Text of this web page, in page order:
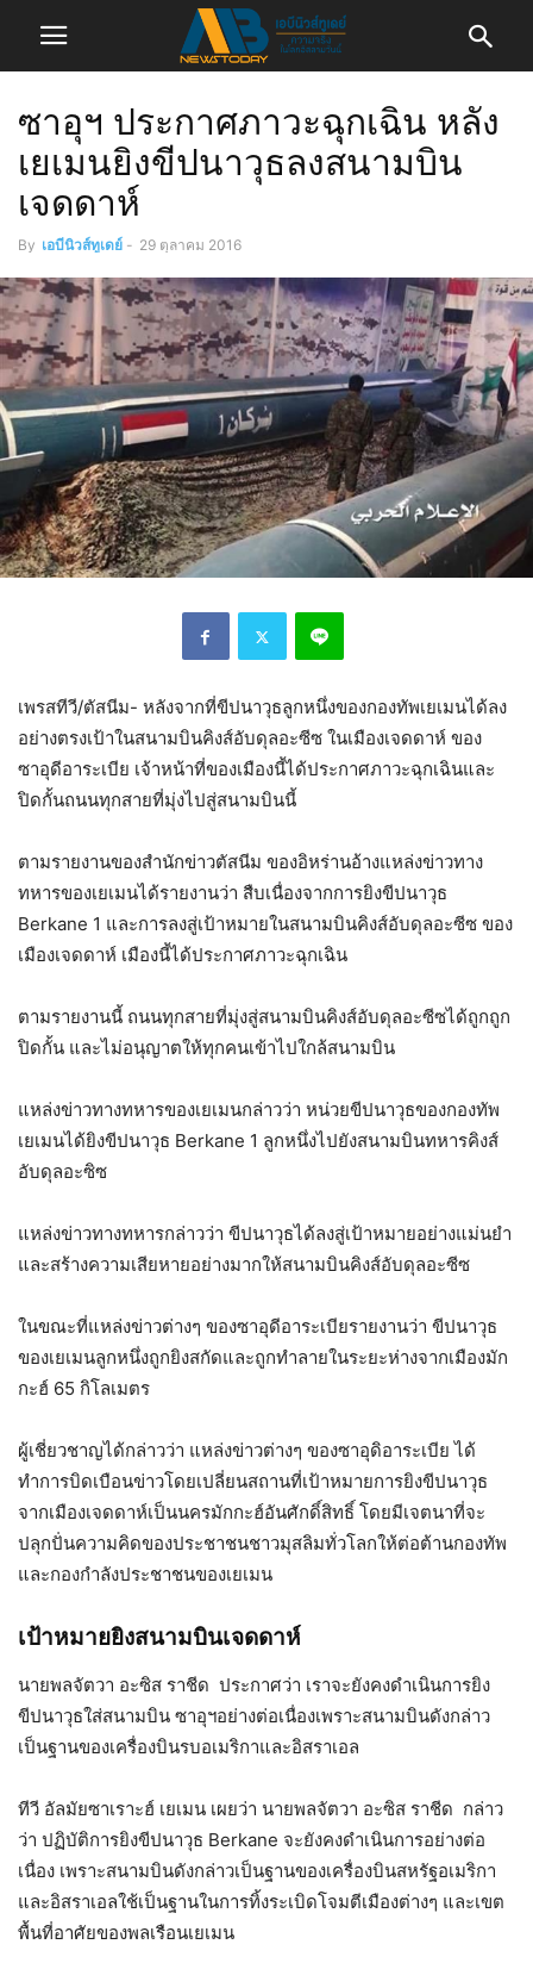
ซาอุฯ ประกาศภาวะฉุกเฉิน หลัง
เยเมนยิงขีปนาวุธลงสนามบิน
เจดดาห์
By เอบีนิวส์ทูเดย์ - 29 ตุลาคม 2016
เพรสทีวี/ตัสนีม- หลังจากที่ขีปนาวุธลูกหนึ่งของกองทัพเยเมนได้ลง
อย่างตรงเป้าในสนามบินคิงส์อับดุลอะซีซ ในเมืองเจดดาห์ ของ
ซาอุดีอาระเบีย เจ้าหน้าที่ของเมืองนี้ได้ประกาศภาวะฉุกเฉินและ
ปิดกั้นถนนทุกสายที่มุ่งไปสู่สนามบินนี้
ตามรายงานของสำนักข่าวตัสนีม ของอิหร่านอ้างแหล่งข่าวทาง
ทหารของเยเมนได้รายงานว่า สืบเนื่องจากการยิงขีปนาวุธ
Berkane 1 และการลงสู่เป้าหมายในสนามบินคิงส์อับดุลอะซีซ ของ
เมืองเจดดาห์ เมืองนี้ได้ประกาศภาวะฉุกเฉิน
ตามรายงานนี้ ถนนทุกสายที่มุ่งสู่สนามบินคิงส์อับดุลอะซีซได้ถูกถูก
ปิดกั้น และไม่อนุญาตให้ทุกคนเข้าไปใกล้สนามบิน
แหล่งข่าวทางทหารของเยเมนกล่าวว่า หน่วยขีปนาวุธของกองทัพ
เยเมนได้ยิงขีปนาวุธ Berkane 1 ลูกหนึ่งไปยังสนามบินทหารคิงส์
อับดุลอะซิซ
แหล่งข่าวทางทหารกล่าวว่า ขีปนาวุธได้ลงสู่เป้าหมายอย่างแม่นยำ
และสร้างความเสียหายอย่างมากให้สนามบินคิงส์อับดุลอะซีซ
ในขณะที่แหล่งข่าวต่างๆ ของซาอุดีอาระเบียรายงานว่า ขีปนาวุธ
ของเยเมนลูกหนึ่งถูกยิงสกัดและถูกทำลายในระยะห่างจากเมืองมัก
กะฮ์ 65 กิโลเมตร
ผู้เชี่ยวชาญได้กล่าวว่า แหล่งข่าวต่างๆ ของซาอุดิอาระเบีย ได้
ทำการบิดเบือนข่าวโดยเปลี่ยนสถานที่เป้าหมายการยิงขีปนาวุธ
จากเมืองเจดดาห์เป็นนครมักกะฮ์อันศักดิ์สิทธิ์ โดยมีเจตนาที่จะ
ปลุกปั่นความคิดของประชาชนชาวมุสลิมทั่วโลกให้ต่อต้านกองทัพ
และกองกำลังประชาชนของเยเมน
เป้าหมายยิงสนามบินเจดดาห์
นายพลจัตวา อะซิส ราชีด ประกาศว่า เราจะยังคงดำเนินการยิง
ขีปนาวุธใส่สนามบิน ซาอุฯอย่างต่อเนื่องเพราะสนามบินดังกล่าว
เป็นฐานของเครื่องบินรบอเมริกาและอิสราเอล
ทีวี อัลมัยซาเราะฮ์ เยเมน เผยว่า นายพลจัตวา อะซิส ราชีด กล่าว
ว่า ปฏิบัติการยิงขีปนาวุธ Berkane จะยังคงดำเนินการอย่างต่อ
เนื่อง เพราะสนามบินดังกล่าวเป็นฐานของเครื่องบินสหรัฐอเมริกา
และอิสราเอลใช้เป็นฐานในการทิ้งระเบิดโจมตีเมืองต่างๆ และเขต
พื้นที่อาศัยของพลเรือนเยเมน